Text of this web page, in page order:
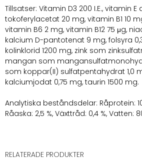
Tillsatser: Vitamin D3 200 I.E., vitamin
tokoferylacetat 20 mg, vitamin B1 10
vitamin B6 2 mg, vitamin B12 75 μg,
kalcium D-pantotenat 9 mg, folsyra
kolinklorid 1200 mg, zink som
mangan som
som koppar(II) sulfatpentahydrat 1,0
kalciumjodat 0,75 mg, taurin 1500 mg.
Analytiska beståndsdelar: Råprotein:
Råaska: 2,5 %, Växttråd: 0,4 %, Vatten:
RELATERADE PRODUKTER